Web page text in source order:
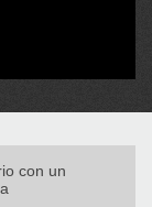
con un